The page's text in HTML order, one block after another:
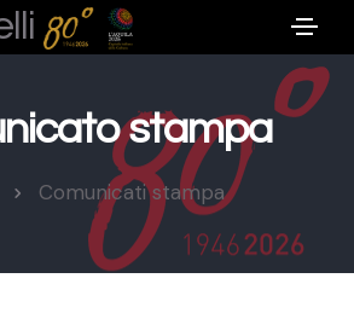
stampa
Comunicati stampa